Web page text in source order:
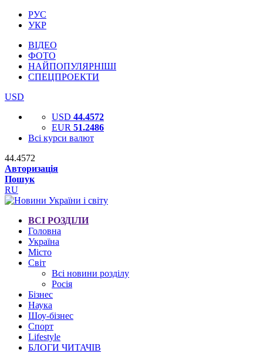
РУС
УКР
ВІДЕО
ФОТО
НАЙПОПУЛЯРНІШІ
СПЕЦПРОЕКТИ
USD
USD 44.4572
EUR 51.2486
Всі курси валют
44.4572
Авторизація
Пошук
RU
ВСІ РОЗДІЛИ
Головна
Україна
Місто
Світ
Всі новини розділу
Росія
Бізнес
Наука
Шоу-бізнес
Спорт
Lifestyle
БЛОГИ ЧИТАЧІВ